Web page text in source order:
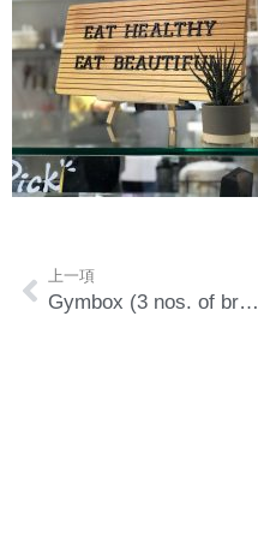
上一項
Gymbox (3 nos. of branches)